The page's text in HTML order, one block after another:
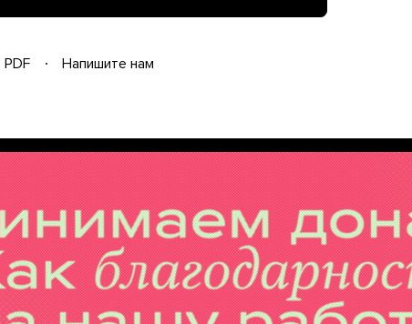
PDF
Напишите нам